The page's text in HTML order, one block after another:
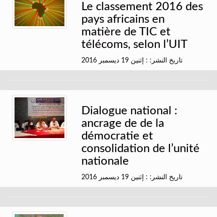
Le classement 2016 des
pays africains en
matière de TIC et
télécoms, selon l’UIT
تاريخ النشر: : إثنين 19 ديسمبر 2016
Dialogue national :
ancrage de de la
démocratie et
consolidation de l’unité
nationale
تاريخ النشر: : إثنين 19 ديسمبر 2016